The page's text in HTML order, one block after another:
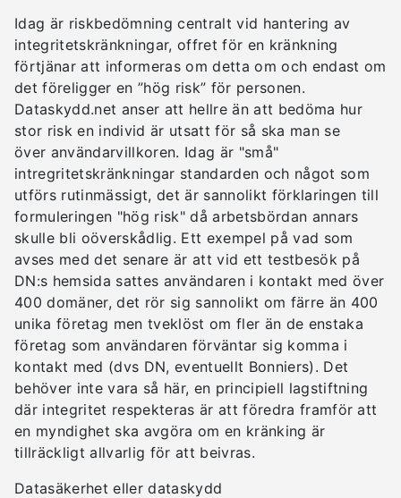
Idag är riskbedömning centralt vid hantering av
integritetskränkningar, offret för en kränkning
förtjänar att informeras om detta om och endast om
det föreligger en ”hög risk” för personen.
Dataskydd.net anser att hellre än att bedöma hur
stor risk en individ är utsatt för så ska man se
över användarvillkoren. Idag är "små"
intregritetskränkningar standarden och något som
utförs rutinmässigt, det är sannolikt förklaringen till
formuleringen "hög risk" då arbetsbördan annars
skulle bli oöverskådlig. Ett exempel på vad som
avses med det senare är att vid ett testbesök på
DN:s hemsida sattes användaren i kontakt med över
400 domäner, det rör sig sannolikt om färre än 400
unika företag men tveklöst om fler än de enstaka
företag som användaren förväntar sig komma i
kontakt med (dvs DN, eventuellt Bonniers). Det
behöver inte vara så här, en principiell lagstiftning
där integritet respekteras är att föredra framför att
en myndighet ska avgöra om en kränking är
tillräckligt allvarlig för att beivras.
Datasäkerhet eller dataskydd